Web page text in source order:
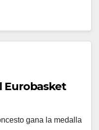
Eurobasket
gana la medalla